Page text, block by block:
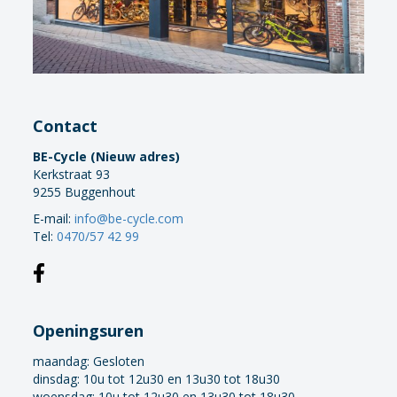
Contact
BE-Cycle (Nieuw adres)
Kerkstraat 93
9255 Buggenhout
E-mail:info@be-cycle.com
Tel:0470/57 42 99
Openingsuren
maandag:Gesloten
dinsdag: 10u tot 12u30 en 13u30 tot 18u30